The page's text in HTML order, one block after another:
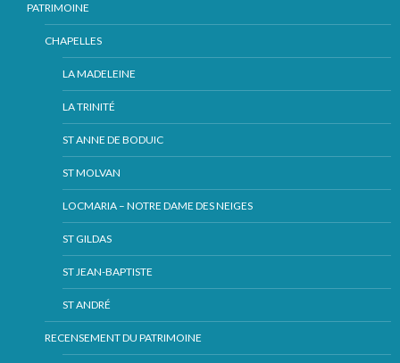
PATRIMOINE
CHAPELLES
LA MADELEINE
LA TRINITÉ
ST ANNE DE BODUIC
ST MOLVAN
LOCMARIA – NOTRE DAME DES NEIGES
ST GILDAS
ST JEAN-BAPTISTE
ST ANDRÉ
RECENSEMENT DU PATRIMOINE